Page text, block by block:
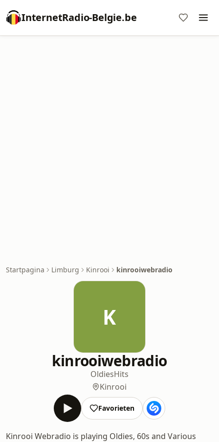
InternetRadio-Belgie.be
Startpagina Limburg Kinrooi kinrooiwebradio
K
kinrooiwebradio
OldiesHits
Kinrooi
Favorieten
Kinrooi Webradio is playing Oldies, 60s and Various